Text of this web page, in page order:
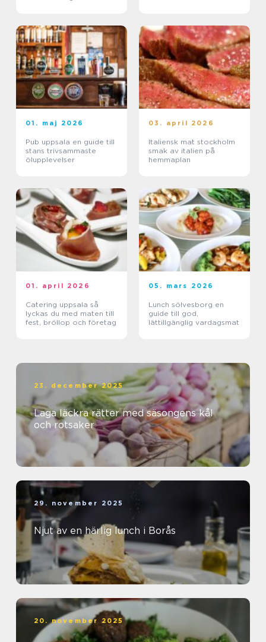
01. maj 2026
Pub uppsala en guide till
stans trivsammaste
ölupplevelser
03. april 2026
Italiensk mat stockholm
smak av italien på
hemmaplan
01. april 2026
Catering uppsala så
lyckas du med maten till
fest, bröllop och företag
05. mars 2026
Lunch sölvesborg en
guide till god,
lättillgänglig vardagsmat
23. december 2025
Laga läckra rätter med säsongens kål
och rotsaker
29. november 2025
Njut av en härlig lunch i Borås
20. november 2025